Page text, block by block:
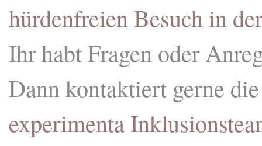
hürdenfreien Besuch in
Ihr habt Fragen oder
Dann kontaktiert gerne
experimenta